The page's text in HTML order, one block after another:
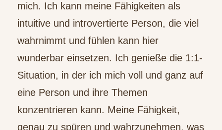
mich. Ich kann meine Fähigkeiten als
intuitive und introvertierte Person, die viel
wahrnimmt und fühlen kann hier
wunderbar einsetzen. Ich genieße die 1:1-
Situation, in der ich mich voll und ganz auf
eine Person und ihre Themen
konzentrieren kann. Meine Fähigkeit,
genau zu spüren und wahrzunehmen, was